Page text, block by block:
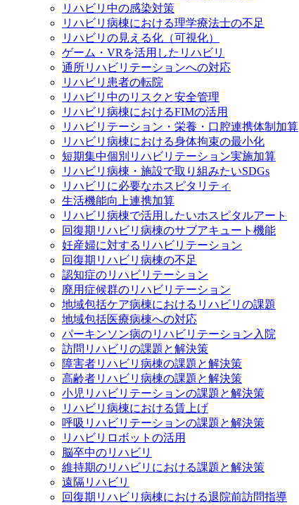
リハビリ中の感染対策
リハビリ病棟における理学療法士の不足
リハビリの見える化（可視化）
ゲーム・VRを活用したリハビリ
通所リハビリテーションへの対応
リハビリ患者の転院
リハビリ中のリスクと安全管理
リハビリ病棟におけるFIMの活用
リハビリテーション・栄養・口腔連携体制加算
リハビリ病棟における身体拘束の最小化
短期集中個別リハビリテーション実施加算
リハビリ病棟・施設で取り組みたいSDGs
リハビリに必要なホスピタリティ
生活機能向上連携加算
リハビリ病棟で活用したいホスピタルアート
回復期リハビリ病棟のサブアキュート機能
妊産婦に対するリハビリテーション
回復期リハビリ病棟の不足
認知症のリハビリテーション
廃用症候群のリハビリテーション
地域包括ケア病棟におけるリハビリの課題
地域包括医療病棟への対応
パーキンソン病のリハビリテーション入院
訪問リハビリの課題と解決策
障害者リハビリ病棟の課題と解決策
高齢者リハビリ病棟の課題と解決策
小児リハビリテーションの課題と解決策
リハビリ病棟における賃上げ
呼吸リハビリテーションの課題と解決策
リハビリロボットの活用
脳卒中のリハビリ
維持期のリハビリにおける課題と解決策
遠隔リハビリ
回復期リハビリ病棟における退院前訪問指導